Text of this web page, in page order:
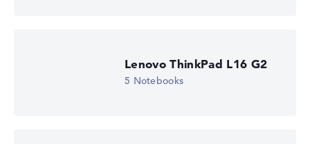
Lenovo ThinkPad L16 G2
5 Notebooks